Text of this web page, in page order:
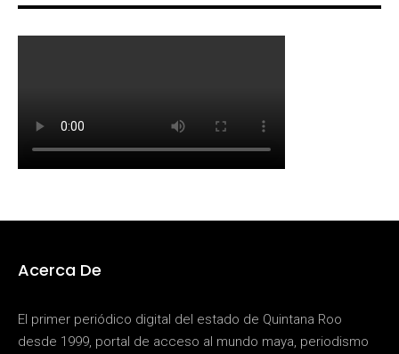
Acerca De
El primer periódico digital del estado de Quintana Roo
desde 1999, portal de acceso al mundo maya, periodismo